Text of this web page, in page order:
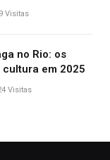
no AP
Visitas
no Rio: os
em 2025
Visitas